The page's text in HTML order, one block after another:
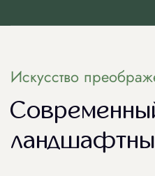
Искусство